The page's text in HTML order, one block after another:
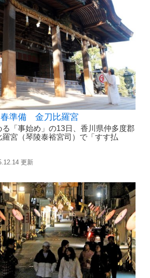
春準備 金刀比羅宮
る「事始め」の13日、香川県仲多度郡
宮（琴陵泰裕宮司）で「すす払
更新